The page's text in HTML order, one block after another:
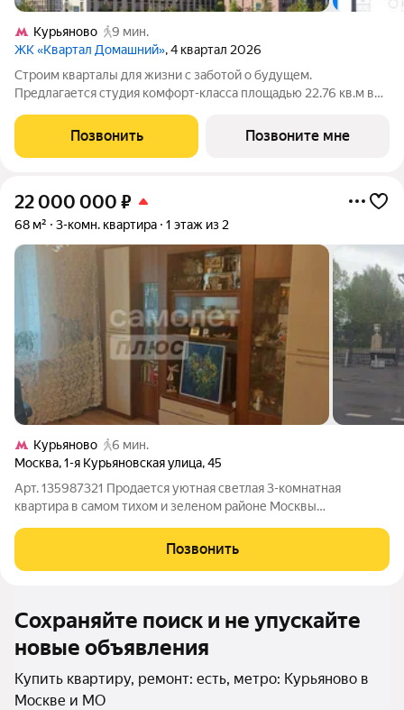
Курьяново
9 мин.
ЖК «Квартал Домашний», 4 квартал 2026
Строим кварталы для жизни с заботой о будущем.
Предлагается студия комфорт-класса площадью 22.76 кв.м в
комплексе "Квартал Домашний".Застройщик сдает квартиры с
отделкой в нескольких вариантах:
Позвонить Позвоните мне
22 000 000 ₽
68 м² 3-комн. квартира 1 этаж из 2
Курьяново
6 мин.
Москва,1-я Курьяновская улица,45
Арт. 135987321 Продается уютная светлая 3-комнатная
квартира в самом тихом и зеленом районе Москвы
изолированные, санузел раздельный. Бонусом идет -
подсобное подвальное помещение Во дворе
Позвонить
Сохраняйте поиск и не упускайте
новые объявления
Купить квартиру, ремонт: есть, метро: Курьяново в
Москве и МО